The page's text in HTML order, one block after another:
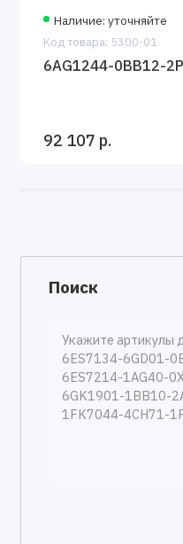
Наличие: уточняйте
Код товара: 5300-01
6AG1244-0BB12-
92 107 р.
Поиск